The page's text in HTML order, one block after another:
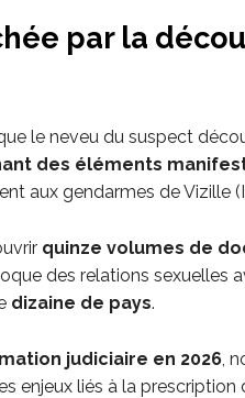
par la
le neveu du suspect
des éléments
aux gendarmes de Vizille
quinze volumes de
des relations sexuelles
dizaine de pays.
judiciaire en 2026,
enjeux liés à la prescription